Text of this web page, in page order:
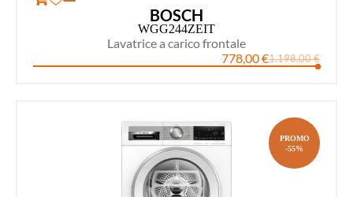
BOSCH
WGG244ZEIT
Lavatrice a carico frontale
1.198,00€
778,00€
PROMO
-55%